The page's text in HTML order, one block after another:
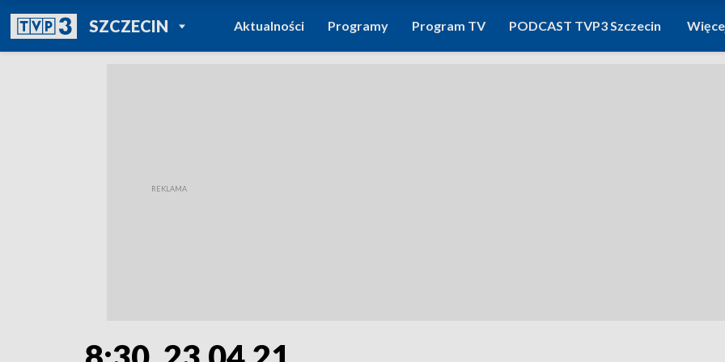
SZCZECINPOWRÓT DO
TVP REGIONY
Aktualności Programy Program TV PODCAST TVP3 Szczecin